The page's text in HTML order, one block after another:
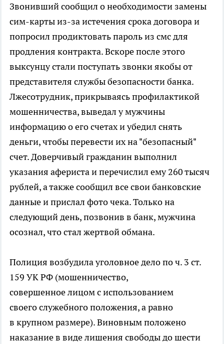
Звонивший сообщил о необходимости замены
сим-карты из-за истечения срока договора и
попросил продиктовать пароль из смс для
продления контракта. Вскоре после этого
выксунцу стали поступать звонки якобы от
представителя службы безопасности банка.
Лжесотрудник, прикрываясь профилактикой
мошенничества, выведал у мужчины
информацию о его счетах и убедил снять
деньги, чтобы перевести их на "безопасный"
счет. Доверчивый гражданин выполнил
указания афериста и перечислил ему 260 тысяч
рублей, а также сообщил все свои банковские
данные и прислал фото чека. Только на
следующий день, позвонив в банк, мужчина
осознал, что стал жертвой обмана.
Полиция возбудила уголовное дело по ч. 3 ст.
159 УК РФ (мошенничество,
совершенное лицом с использованием
своего служебного положения, а равно
в крупном размере). Виновным положено
наказание в виде лишения свободы до шести